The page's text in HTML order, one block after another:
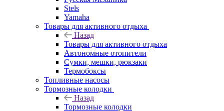
Stels
Yamaha
Товары для активного отдыха
Назад
Товары для активного отдыха
Автономные отопители
Сумки, мешки, рюкзаки
Термобоксы
Топливные насосы
Тормозные колодки
Назад
Тормозные колодки